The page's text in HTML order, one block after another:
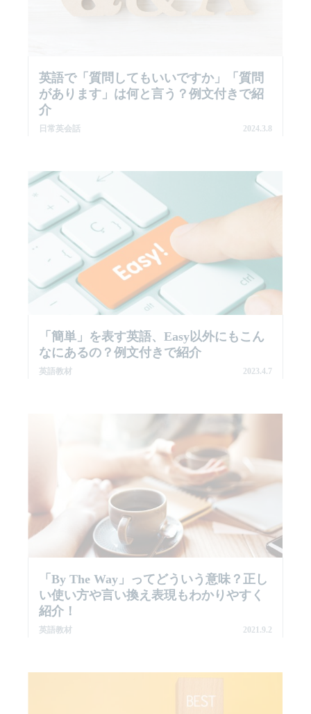
英語で「質問してもいいですか」「質問
があります」は何と言う？例文付きで紹
介
日常英会話 2024.3.8
「簡単」を表す英語、Easy以外にもこん
なにあるの？例文付きで紹介
英語教材 2023.4.7
「By The Way」ってどういう意味？正し
い使い方や言い換え表現もわかりやすく
紹介！
英語教材 2021.9.2